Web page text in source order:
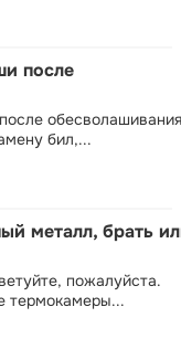
после
бил,...
металл, брать
пожалуйста.
термокамеры...